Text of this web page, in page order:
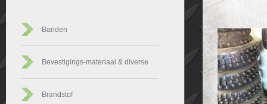
Banden
Bevestigings-materiaal & diverse
Brandstof